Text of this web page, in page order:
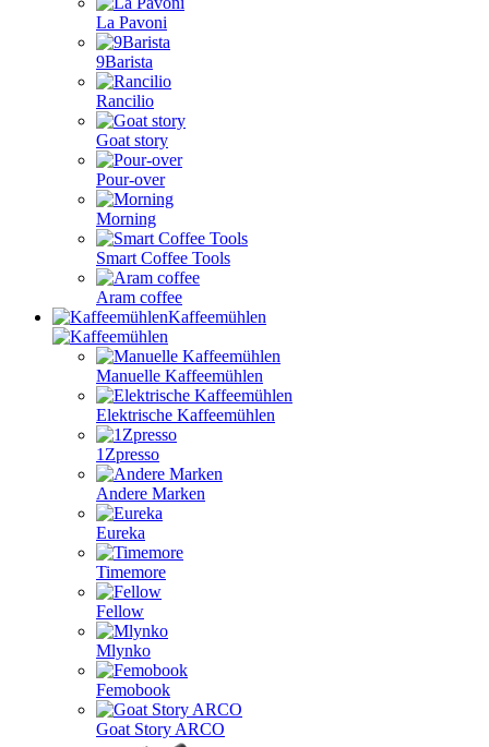
La Pavoni
9Barista
Rancilio
Goat story
Pour-over
Morning
Smart Coffee Tools
Aram coffee
Kaffeemühlen
Manuelle Kaffeemühlen
Elektrische Kaffeemühlen
1Zpresso
Andere Marken
Eureka
Timemore
Fellow
Mlynko
Femobook
Goat Story ARCO